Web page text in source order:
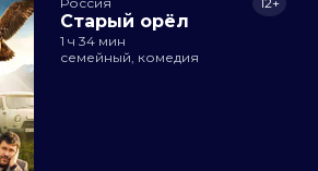
Старый орёл
1 ч 34 мин
семейный, комедия